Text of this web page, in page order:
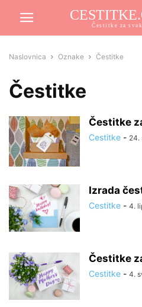
Čestitke za
Naslovnica Oznake Čestitke
Čestitke
Čestitke
Cestitke - 24.
Izrada
Cestitke - 4.
Čestitke
Cestitke - 4.